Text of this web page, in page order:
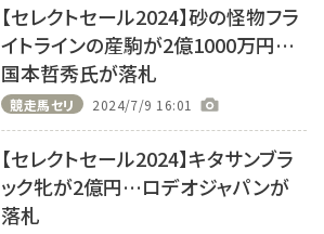
【セレクトセール2024】砂の怪物フラ
イトラインの産駒が2億1000万円…
国本哲秀氏が落札
競走馬セリ 2024/7/9 16:01
【セレクトセール2024】キタサンブラ
ック牝が2億円…ロデオジャパンが
落札